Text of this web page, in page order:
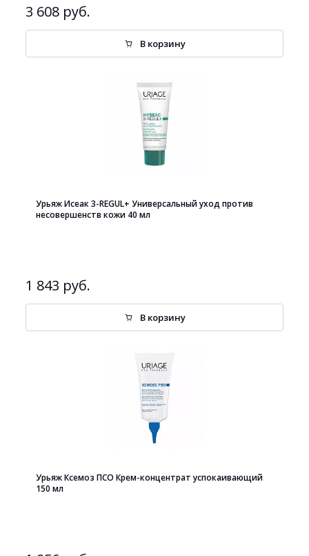
3 608 руб.
В корзину
Урьяж Исеак 3-REGUL+ Универсальный уход против
несовершенств кожи 40 мл
1 843 руб.
В корзину
Урьяж Ксемоз ПСО Крем-концентрат успокаивающий
150 мл